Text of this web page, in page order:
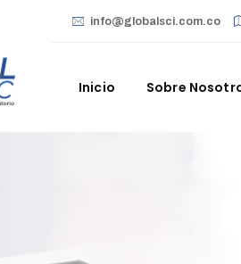
info@globalsci.com.co
Inicio Sobre